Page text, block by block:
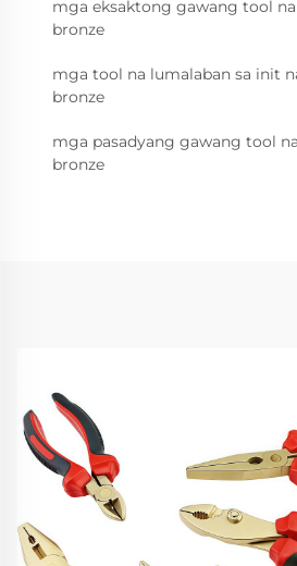
mga eksaktong gawang tool
bronze
mga tool na lumalaban sa init
bronze
mga pasadyang gawang tool
bronze